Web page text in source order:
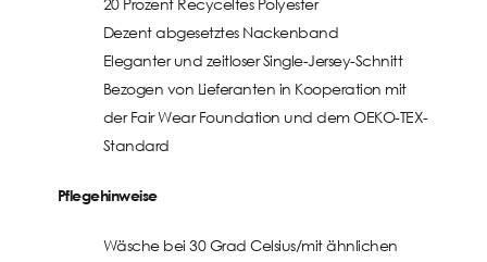
20 Prozent Recyceltes Polyester
Dezent abgesetztes Nackenband
Eleganter und zeitloser Single-Jersey-Schnitt
Bezogen von Lieferanten in Kooperation mit
der Fair Wear Foundation und dem OEKO-TEX-
Standard
Pflegehinweise
Wäsche bei 30 Grad Celsius/mit ähnlichen